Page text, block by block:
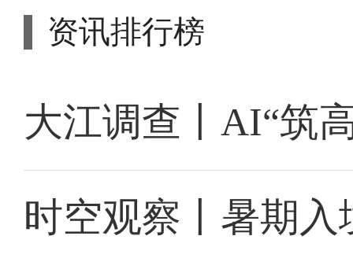
资讯排行榜
大江调查丨AI“筑
时空观察丨暑期入